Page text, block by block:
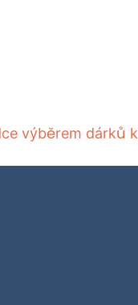
výběrem dárků k